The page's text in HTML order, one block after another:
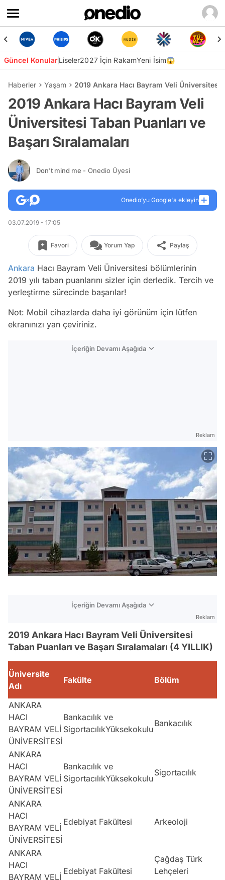
Güncel KonularLiseler2027 İçin RakamYeni İsim😱
Haberler Yaşam 2019 Ankara Hacı Bayram Veli Üniversitesi
2019 Ankara Hacı Bayram Veli
Üniversitesi Taban Puanları ve
Başarı Sıralamaları
Don't mind me - Onedio Üyesi
Onedio’yu Google'a ekleyin
03.07.2019 - 17:05
Favori Yorum Yap Paylaş
Ankara Hacı Bayram Veli Üniversitesi bölümlerinin
2019 yılı taban puanlarını sizler için derledik. Tercih ve
yerleştirme sürecinde başarılar!
Not: Mobil cihazlarda daha iyi görünüm için lütfen
ekranınızı yan çeviriniz.
İçeriğin Devamı Aşağıda
Reklam
İçeriğin Devamı Aşağıda
Reklam
2019 Ankara Hacı Bayram Veli Üniversitesi
Taban Puanları ve Başarı Sıralamaları (4 YILLIK)
Üniversite
Adı
Fakülte Bölüm
ANKARA
HACI
BAYRAM VELİ
ÜNİVERSİTESİ
Bankacılık ve
SigortacılıkYüksekokulu
Bankacılık
ANKARA
HACI
BAYRAM VELİ
ÜNİVERSİTESİ
Bankacılık ve
SigortacılıkYüksekokulu
Sigortacılık
ANKARA
HACI
BAYRAM VELİ
ÜNİVERSİTESİ
Edebiyat Fakültesi Arkeoloji
ANKARA
HACI
BAYRAM VELİ
Edebiyat Fakültesi
Çağdaş Türk
Lehçeleri